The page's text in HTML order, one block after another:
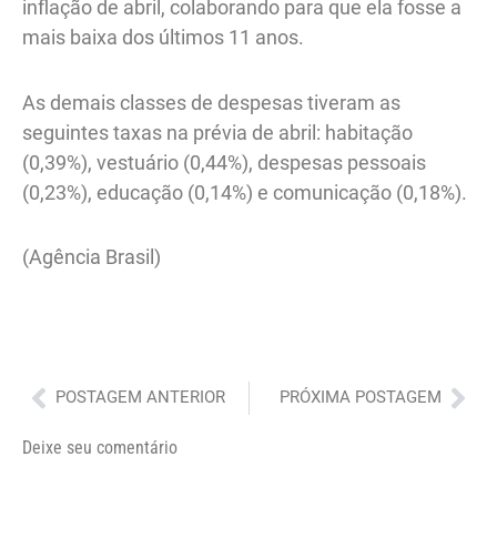
inflação de abril, colaborando para que ela fosse a
mais baixa dos últimos 11 anos.
As demais classes de despesas tiveram as
seguintes taxas na prévia de abril: habitação
(0,39%), vestuário (0,44%), despesas pessoais
(0,23%), educação (0,14%) e comunicação (0,18%).
(Agência Brasil)
Anterior
POSTAGEM ANTERIOR PRÓXIMA POSTAGEM
Deixe seu comentário